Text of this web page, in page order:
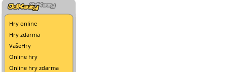
Hry online
Hry zdarma
VašeHry
Online hry
Online hry zdarma